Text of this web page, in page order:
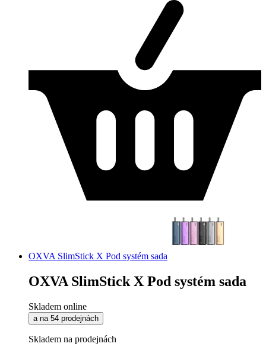
OXVA SlimStick X Pod systém sada
OXVA SlimStick X Pod systém sada
Skladem online
a na 54 prodejnách
Skladem na prodejnách